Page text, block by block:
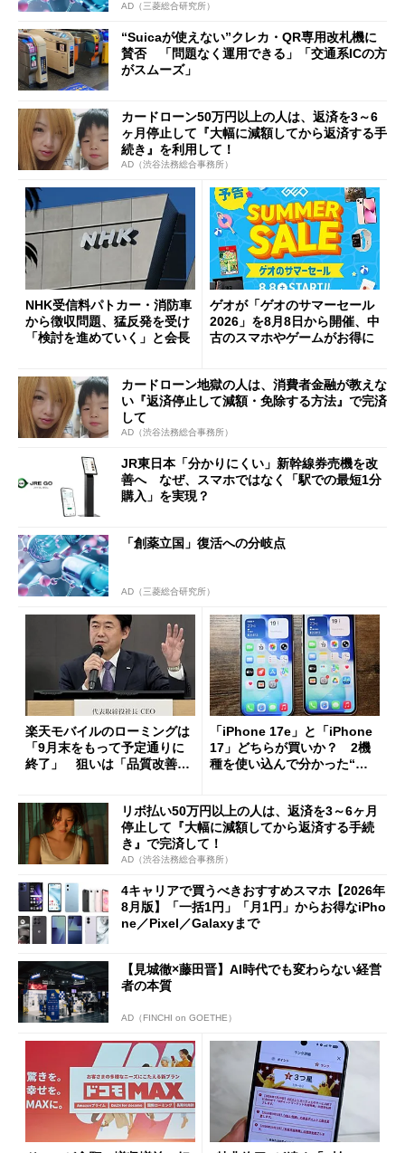
AD（三菱総合研究所）
“Suicaが使えない”クレカ・QR専用改札機に
賛否 「問題なく運用できる」「交通系ICの方
がスムーズ」
カードローン50万円以上の人は、返済を3～6
ヶ月停止して『大幅に減額してから返済する手
続き』を利用して！
AD（渋谷法務総合事務所）
NHK受信料パトカー・消防車
から徴収問題、猛反発を受け
「検討を進めていく」と会長
ゲオが「ゲオのサマーセール
2026」を8月8日から開催、中
古のスマホやゲームがお得に
カードローン地獄の人は、消費者金融が教えな
い『返済停止して減額・免除する方法』で完済
して
AD（渋谷法務総合事務所）
JR東日本「分かりにくい」新幹線券売機を改
善へ なぜ、スマホではなく「駅での最短1分
購入」を実現？
「創薬立国」復活への分岐点
AD（三菱総合研究所）
楽天モバイルのローミングは
「9月末をもって予定通りに
終了」 狙いは「品質改善」
も
「iPhone 17e」と「iPhone
17」どちらが買いか？ 2機
種を使い込んで分かった“ス
リボ払い50万円以上の人は、返済を3～6ヶ月
停止して『大幅に減額してから返済する手続
き』で完済して！
AD（渋谷法務総合事務所）
4キャリアで買うべきおすすめスマホ【2026年
8月版】「一括1円」「月1円」からお得なiPho
ne／Pixel／Galaxyまで
【見城徹×藤田晋】AI時代でも変わらない経営
者の本質
AD（FINCHI on GOETHE）